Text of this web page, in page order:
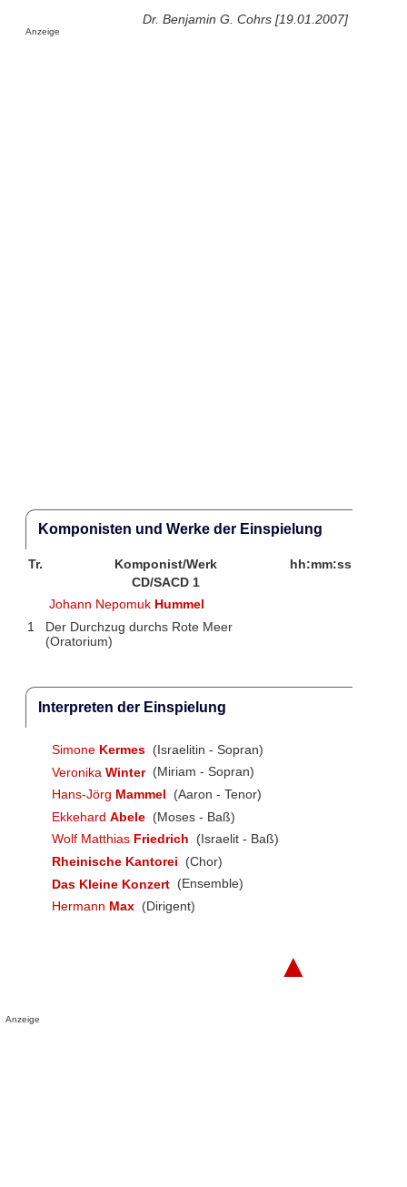
Dr. Benjamin G. Cohrs [19.01.2007]
Anzeige
Komponisten und Werke der Einspielung
Tr. Komponist/Werk
hh:mm:ss
CD/SACD 1
Johann Nepomuk Hummel
1
Der Durchzug durchs Rote Meer
(Oratorium)
Interpreten der Einspielung
Simone Kermes (Israelitin - Sopran)
Veronika Winter (Miriam - Sopran)
Hans-Jörg Mammel
(Aaron - Tenor)
Ekkehard Abele (Moses - Baß)
Wolf Matthias Friedrich
(Israelit - Baß)
Rheinische Kantorei
(Chor)
Das Kleine Konzert (Ensemble)
Hermann Max (Dirigent)
▲
Anzeige